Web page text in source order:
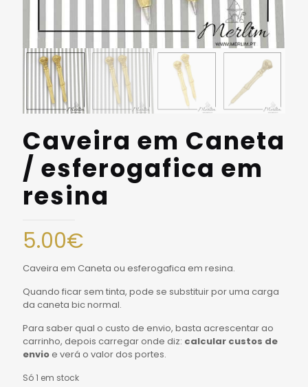
Caveira em Caneta
/ esferogafica em
resina
5.00€
Caveira em Caneta ou esferogafica em resina.
Quando ficar sem tinta, pode se substituir por uma carga
da caneta bic normal.
Para saber qual o custo de envio, basta acrescentar ao
carrinho, depois carregar onde diz: calcular custos de
envioe verá o valor dos portes.
Só 1 em stock